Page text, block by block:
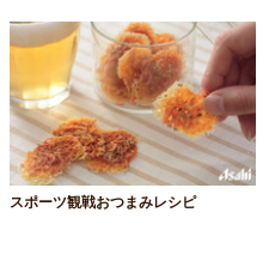
スポーツ観戦おつまみレシピ